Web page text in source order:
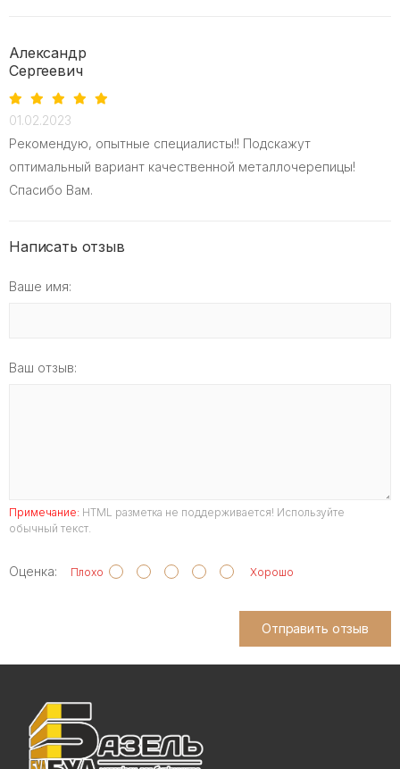
Александр
Сергеевич
01.02.2023
Рекомендую, опытные специалисты!! Подскажут
оптимальный вариант качественной металлочерепицы!
Спасибо Вам.
Написать отзыв
Ваше имя:
Ваш отзыв:
Примечание: HTML разметка не поддерживается! Используйте
обычный текст.
Оценка: Плохо Хорошо
Отправить отзыв